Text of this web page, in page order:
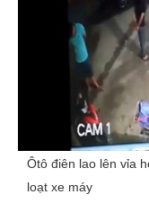
Ôtô điên lao lên vỉa
loạt xe máy